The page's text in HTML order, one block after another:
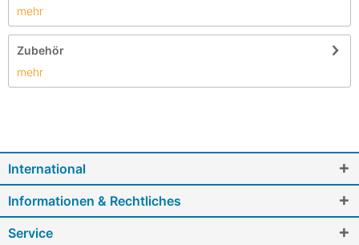
mehr
Zubehör
mehr
International
Informationen & Rechtliches
Service